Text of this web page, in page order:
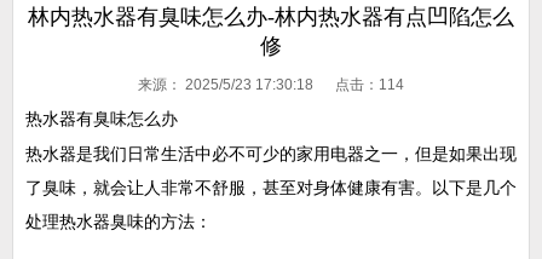
林内热水器有臭味怎么办-林内热水器有点凹陷怎么
修
来源： 2025/5/23 17:30:18 点击： 114
热水器有臭味怎么办
热水器是我们日常生活中必不可少的家用电器之一，但是如果出现
了臭味，就会让人非常不舒服，甚至对身体健康有害。以下是几个
处理热水器臭味的方法：